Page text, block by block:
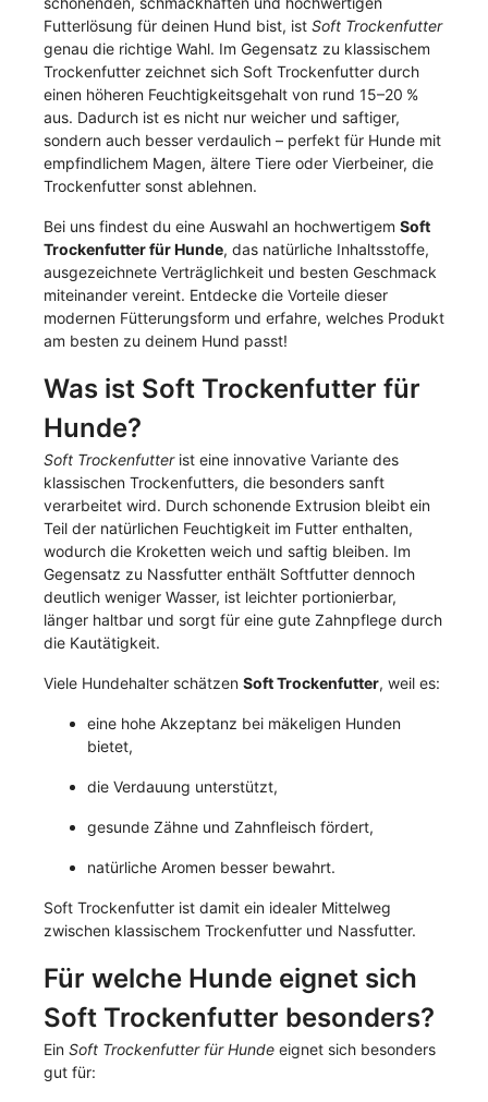
Futterlösung für deinen Hund bist, ist Soft Trockenfutter
genau die richtige Wahl. Im Gegensatz zu klassischem
Trockenfutter zeichnet sich Soft Trockenfutter durch
einen höheren Feuchtigkeitsgehalt von rund 15–20 %
aus. Dadurch ist es nicht nur weicher und saftiger,
sondern auch besser verdaulich – perfekt für Hunde mit
empfindlichem Magen, ältere Tiere oder Vierbeiner, die
Trockenfutter sonst ablehnen.
Bei uns findest du eine Auswahl an hochwertigem Soft
Trockenfutter für Hunde, das natürliche Inhaltsstoffe,
ausgezeichnete Verträglichkeit und besten Geschmack
miteinander vereint. Entdecke die Vorteile dieser
modernen Fütterungsform und erfahre, welches Produkt
am besten zu deinem Hund passt!
Was ist Soft Trockenfutter für
Hunde?
Soft Trockenfutterist eine innovative Variante des
klassischen Trockenfutters, die besonders sanft
verarbeitet wird. Durch schonende Extrusion bleibt ein
Teil der natürlichen Feuchtigkeit im Futter enthalten,
wodurch die Kroketten weich und saftig bleiben. Im
Gegensatz zu Nassfutter enthält Softfutter dennoch
deutlich weniger Wasser, ist leichter portionierbar,
länger haltbar und sorgt für eine gute Zahnpflege durch
die Kautätigkeit.
Viele Hundehalter schätzen Soft Trockenfutter, weil es:
eine hohe Akzeptanz bei mäkeligen Hunden
bietet,
die Verdauung unterstützt,
gesunde Zähne und Zahnfleisch fördert,
natürliche Aromen besser bewahrt.
Soft Trockenfutter ist damit ein idealer Mittelweg
zwischen klassischem Trockenfutter und Nassfutter.
Für welche Hunde eignet sich
Soft Trockenfutter besonders?
Ein Soft Trockenfutter für Hunde eignet sich besonders
gut für: